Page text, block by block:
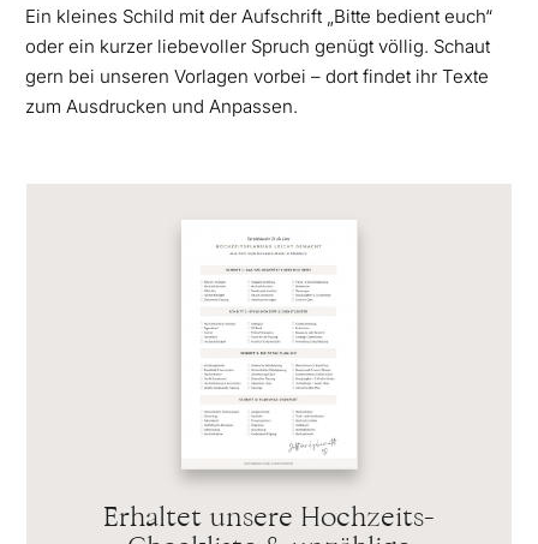
Ein kleines Schild mit der Aufschrift „Bitte bedient euch“
oder ein kurzer liebevoller Spruch genügt völlig. Schaut
gern bei unseren Vorlagen vorbei – dort findet ihr Texte
zum Ausdrucken und Anpassen.
Erhaltet unsere Hochzeits-